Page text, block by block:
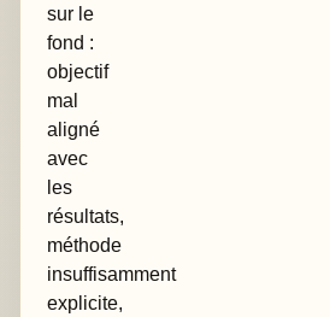
sur le
fond :
objectif
mal
aligné
avec
les
résultats,
méthode
insuffisamment
explicite,